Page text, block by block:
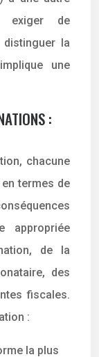
exiger de
la
une
:
chacune
termes de
de la
des
fiscales.
:
la plus